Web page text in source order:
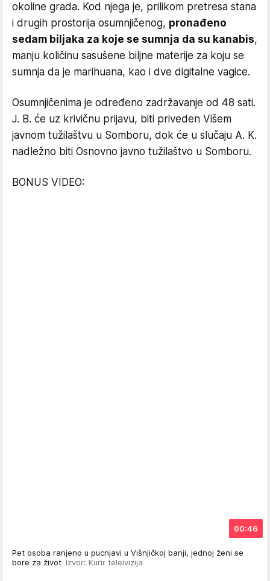
okoline grada. Kod njega je, prilikom pretresa stana
i drugih prostorija osumnjičenog, pronađeno
sedam biljaka za koje se sumnja da su kanabis,
manju količinu sasušene biljne materije za koju se
sumnja da je marihuana, kao i dve digitalne vagice.
Osumnjičenima je određeno zadržavanje od 48 sati.
J. B. će uz krivičnu prijavu, biti priveden Višem
javnom tužilaštvu u Somboru, dok će u slučaju A. K.
nadležno biti Osnovno javno tužilaštvo u Somboru.
BONUS VIDEO:
00:46
Pet osoba ranjeno u pucnjavi u Višnjičkoj banji, jednoj ženi se
bore za život Izvor: Kurir teleivizija